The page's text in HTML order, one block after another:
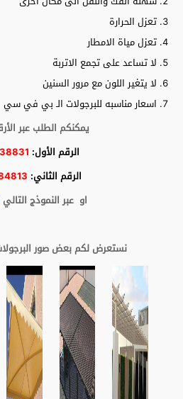
تعزل الحرارة
تعزل مياة الامطار
لا تساعد على تجمع الاتربة
لا يتغير اللون مع مرور السنين
اسعار مناسبه للبرجولات الـ بي في سي
يمكنكم الطلب عبر
الرقم الأول:
الرقم الثاني:
او عبر النموذج التالي
نستعرض لكم بعض صور